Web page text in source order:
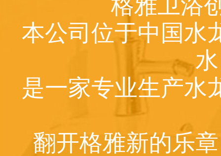
格雅卫浴
本公司位于中国水
是一家专业生产水
翻开格雅新的乐